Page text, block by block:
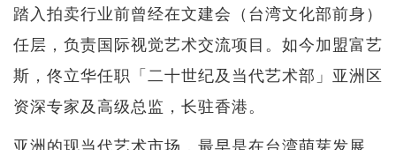
踏入拍卖行业前曾经在文建会（台湾文化部前身）
任层，负责国际视觉艺术交流项目。如今加盟富艺
斯，佟立华任职「二十世纪及当代艺术部」亚洲区
资深专家及高级总监，长驻香港。
亚洲的现当代艺术市场，最早是在台湾萌芽发展。